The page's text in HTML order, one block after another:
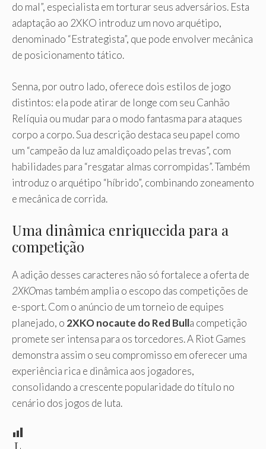
do mal”, especialista em torturar seus adversários. Esta
adaptação ao 2XKO introduz um novo arquétipo,
denominado “Estrategista”, que pode envolver mecânica
de posicionamento tático.
Senna, por outro lado, oferece dois estilos de jogo
distintos: ela pode atirar de longe com seu Canhão
Relíquia ou mudar para o modo fantasma para ataques
corpo a corpo. Sua descrição destaca seu papel como
um “campeão da luz amaldiçoado pelas trevas”, com
habilidades para “resgatar almas corrompidas”. Também
introduz o arquétipo “híbrido”, combinando zoneamento
e mecânica de corrida.
Uma dinâmica enriquecida para a
competição
A adição desses caracteres não só fortalece a oferta de
2XKOmas também amplia o escopo das competições de
e-sport. Com o anúncio de um torneio de equipes
planejado, o 2XKO nocaute do Red Bulla competição
promete ser intensa para os torcedores. A Riot Games
demonstra assim o seu compromisso em oferecer uma
experiência rica e dinâmica aos jogadores,
consolidando a crescente popularidade do título no
cenário dos jogos de luta.
L